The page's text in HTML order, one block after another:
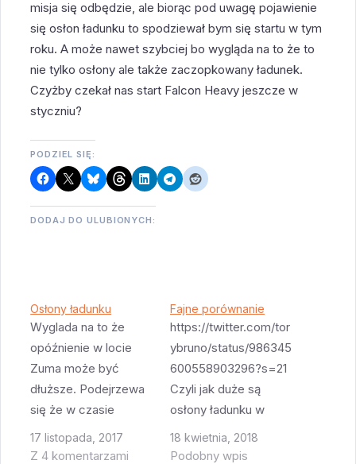
misja się odbędzie, ale biorąc pod uwagę pojawienie
się osłon ładunku to spodziewał bym się startu w tym
roku. A może nawet szybciej bo wygląda na to że to
nie tylko osłony ale także zaczopkowany ładunek.
Czyżby czekał nas start Falcon Heavy jeszcze w
styczniu?
PODZIEL SIĘ:
DODAJ DO ULUBIONYCH:
Osłony ładunku
Wyglada na to że
opóźnienie w locie
Zuma może być
dłuższe. Podejrzewa
się że w czasie
testowania osłony
ładunku dla następnej
17 listopada, 2017
Z 4 komentarzami
Fajne porównanie
https://twitter.com/tor
ybruno/status/986345
600558903296?s=21
Czyli jak duże są
osłony ładunku w
różnych rakietach.
Oczywiście
18 kwietnia, 2018
Podobny wpis